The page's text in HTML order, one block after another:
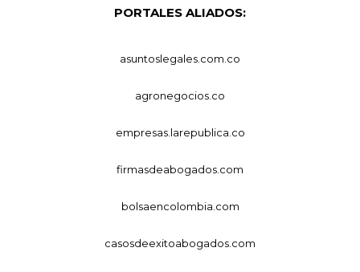
PORTALES ALIADOS:
asuntoslegales.com.co
agronegocios.co
empresas.larepublica.co
firmasdeabogados.com
bolsaencolombia.com
casosdeexitoabogados.com